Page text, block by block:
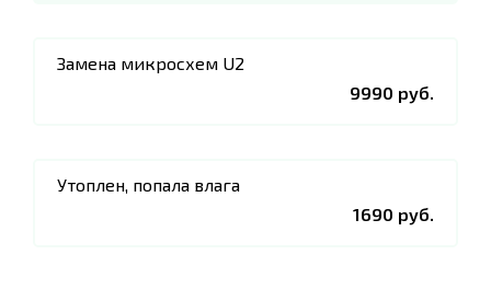
Замена микросхем U2
9990 руб.
Утоплен, попала влага
1690 руб.